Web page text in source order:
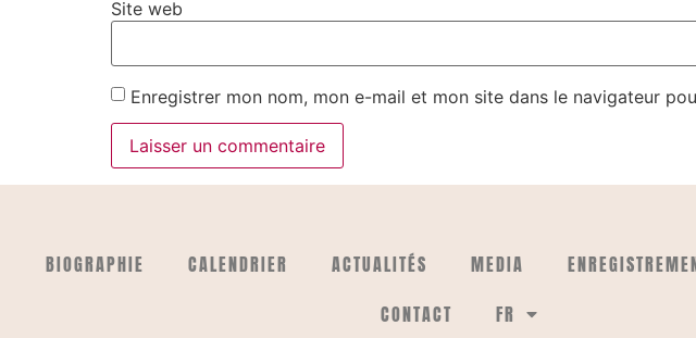
Site web
Enregistrer mon nom, mon e-mail et mon site dans le navigateur
BIOGRAPHIE CALENDRIER ACTUALITÉS MEDIA
CONTACT
FR